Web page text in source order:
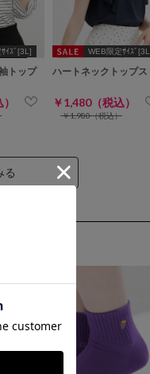
ｲｽﾞ[3L]
トップ
WEB限定ｻｲｽﾞ[3L]
ハートネックトップス
￥1,480（税込）
￥1,980（税込）
る